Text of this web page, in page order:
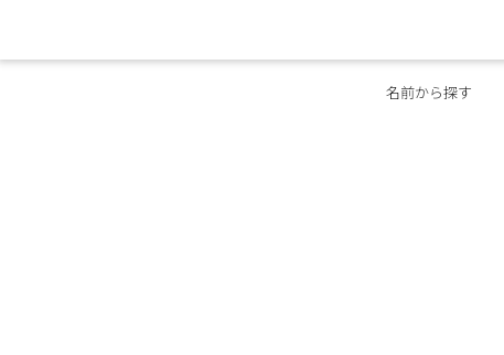
名前から探す